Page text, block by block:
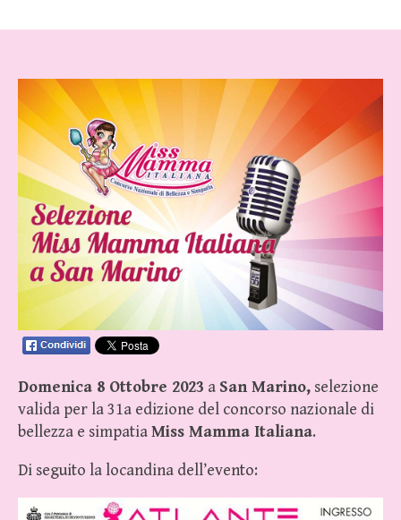
Domenica 8 Ottobre 2023 a San Marino, selezione
valida per la 31a edizione del concorso nazionale di
bellezza e simpatiaMiss Mamma Italiana.
Di seguito la locandina dell’evento: